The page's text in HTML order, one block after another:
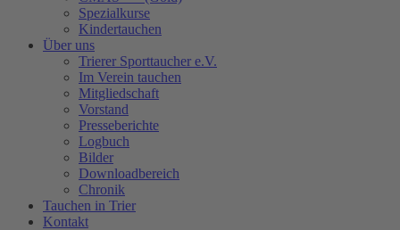
Spezialkurse
Kindertauchen
Über uns
Trierer Sporttaucher e.V.
Im Verein tauchen
Mitgliedschaft
Vorstand
Presseberichte
Logbuch
Bilder
Downloadbereich
Chronik
Tauchen in Trier
Kontakt